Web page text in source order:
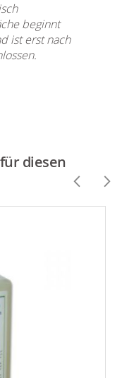
beginnt
ist erst nach
diesen